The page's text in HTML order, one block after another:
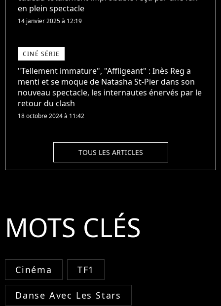
en plein spectacle
14 janvier 2025 à 12:19
CINÉ SÉRIE
"Tellement immature", "Affligeant" : Inès Reg a
menti et se moque de Natasha St-Pier dans son
nouveau spectacle, les internautes énervés par le
retour du clash
18 octobre 2024 à 11:42
TOUS LES ARTICLES
MOTS CLÉS
Cinéma TF1
Danse Avec Les Stars